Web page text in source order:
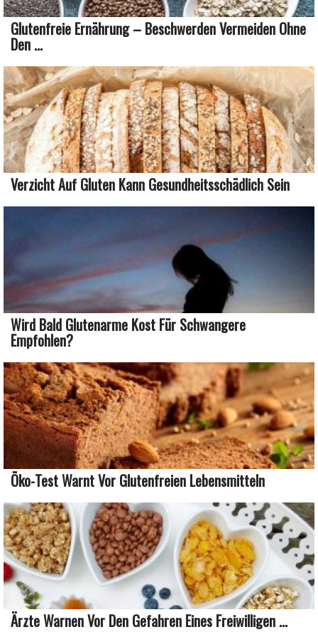
Glutenfreie Ernährung – Beschwerden Vermeiden Ohne
Den ...
Verzicht Auf Gluten Kann Gesundheitsschädlich Sein
Wird Bald Glutenarme Kost Für Schwangere
Empfohlen?
Öko-Test Warnt Vor Glutenfreien Lebensmitteln
Ärzte Warnen Vor Den Gefahren Eines Freiwilligen ...